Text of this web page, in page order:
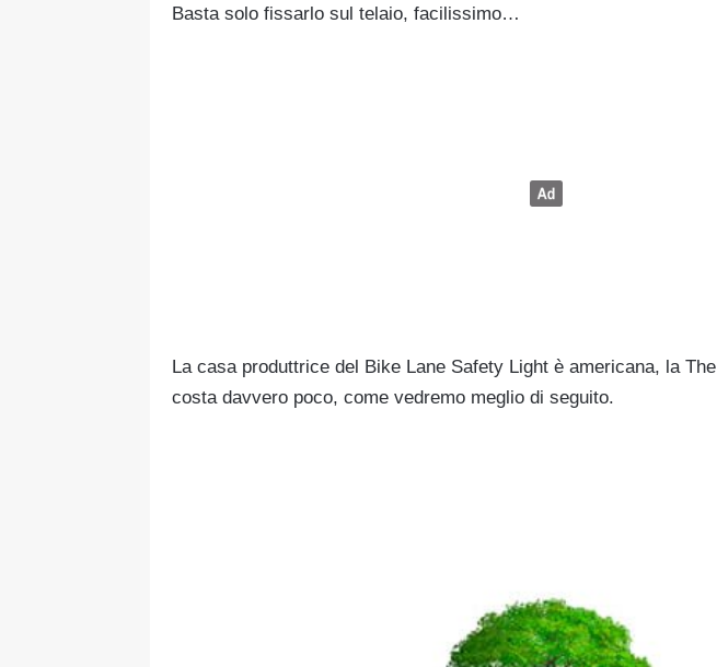
Basta solo fissarlo sul telaio, facilissimo…
La casa produttrice del Bike Lane Safety Light è americana, la The
costa davvero poco, come vedremo meglio di seguito.